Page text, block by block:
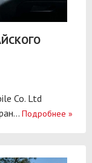
Co. Ltd
Подробнее »